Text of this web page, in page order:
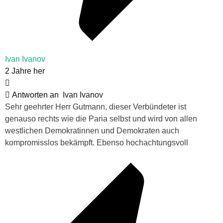
Ivan Ivanov
2 Jahre her
Antworten an
Ivan Ivanov
Sehr geehrter Herr Gutmann, dieser Verbündeter ist
genauso rechts wie die Paria selbst und wird von allen
westlichen Demokratinnen und Demokraten auch
kompromisslos bekämpft. Ebenso hochachtungsvoll